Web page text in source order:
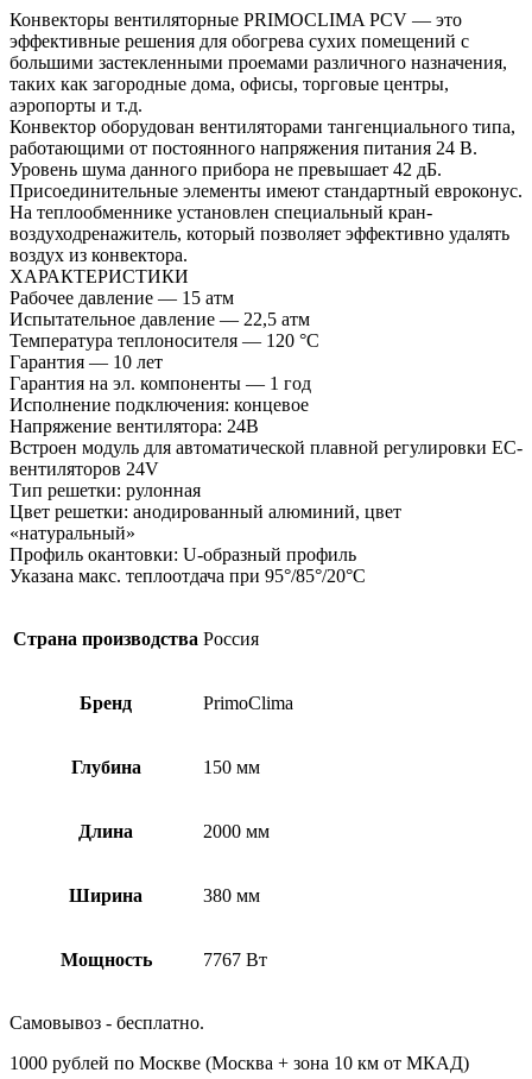
Конвекторы вентиляторные PRIMOCLIMA PCV — это
эффективные решения для обогрева сухих помещений с
большими застекленными проемами различного назначения,
таких как загородные дома, офисы, торговые центры,
аэропорты и т.д.
Конвектор оборудован вентиляторами тангенциального типа,
работающими от постоянного напряжения питания 24 В.
Уровень шума данного прибора не превышает 42 дБ.
Присоединительные элементы имеют стандартный евроконус.
На теплообменнике установлен специальный кран-
воздуходренажитель, который позволяет эффективно удалять
воздух из конвектора.
ХАРАКТЕРИСТИКИ
Рабочее давление — 15 атм
Испытательное давление — 22,5 атм
Температура теплоносителя — 120 °С
Гарантия — 10 лет
Гарантия на эл. компоненты — 1 год
Исполнение подключения: концевое
Напряжение вентилятора: 24В
Встроен модуль для автоматической плавной регулировки EC-
вентиляторов 24V
Тип решетки: рулонная
Цвет решетки: анодированный алюминий, цвет
«натуральный»
Профиль окантовки: U-образный профиль
Указана макс. теплоотдача при 95°/85°/20°С
Страна производства Россия
Бренд PrimoClima
Глубина 150 мм
Длина 2000 мм
Ширина 380 мм
Мощность 7767 Вт
Самовывоз - бесплатно.
1000 рублей по Москве (Москва + зона 10 км от МКАД)